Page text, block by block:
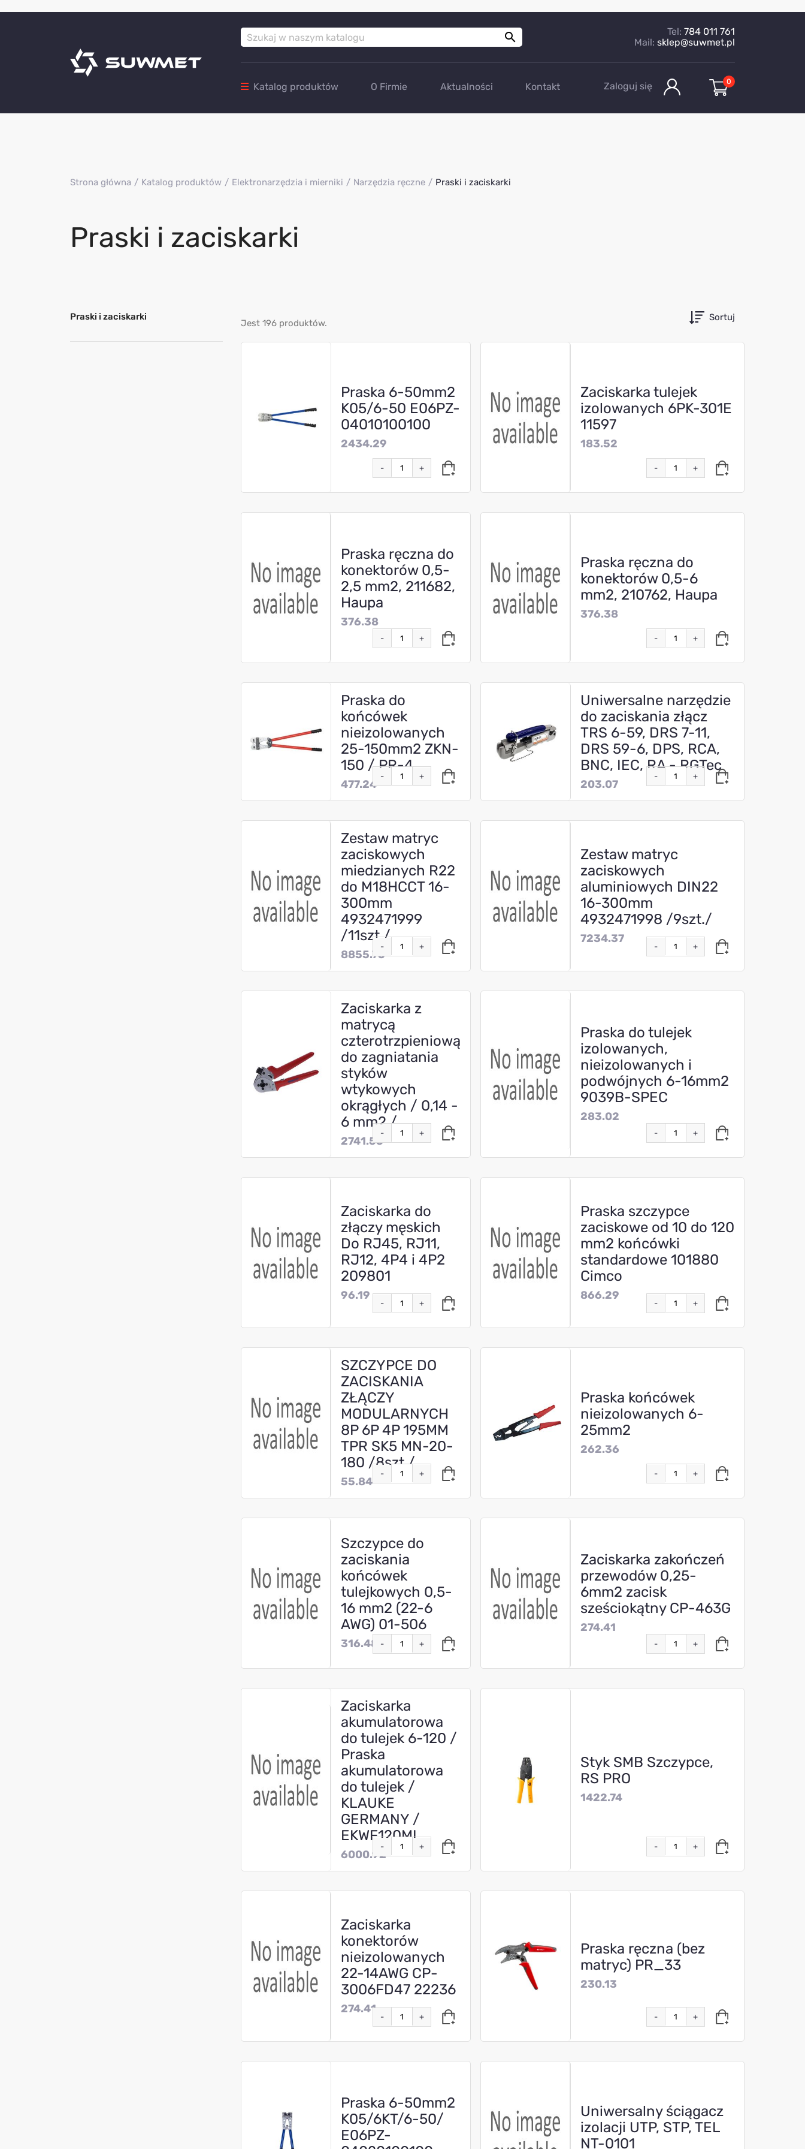
 Tel: 784 011 761
Mail: sklep@suwmet.pl
Katalog produktów O Firmie Aktualności Kontakt Zaloguj się 0
Strona główna Katalog produktów Elektronarzędzia i mierniki Narzędzia ręczne Praski i zaciskarki
Praski i zaciskarki
Praski i zaciskarki
Jest 196 produktów.
Sortuj
Praska 6-50mm2
K05/6-50 E06PZ-
04010100100
2434.29
- +
Zaciskarka tulejek
izolowanych 6PK-301E
11597
183.52
- +
Praska ręczna do
konektorów 0,5-
2,5 mm2, 211682,
Haupa
376.38
- +
Praska ręczna do
konektorów 0,5-6
mm2, 210762, Haupa
376.38
- +
Praska do
końcówek
nieizolowanych
25-150mm2 ZKN-
150 / PR-4
477.24
- +
Uniwersalne narzędzie
do zaciskania złącz
TRS 6-59, DRS 7-11,
DRS 59-6, DPS, RCA,
BNC, IEC, RA - RGTec
203.07
- +
Zestaw matryc
zaciskowych
miedzianych R22
do M18HCCT 16-
300mm
4932471999
/11szt./
8855.75
- +
Zestaw matryc
zaciskowych
aluminiowych DIN22
16-300mm
4932471998 /9szt./
7234.37
- +
Zaciskarka z
matrycą
czterotrzpieniową
do zagniatania
styków
wtykowych
okrągłych / 0,14 -
6 mm2 /
2741.55
- +
Praska do tulejek
izolowanych,
nieizolowanych i
podwójnych 6-16mm2
9039B-SPEC
283.02
- +
Zaciskarka do
złączy męskich
Do RJ45, RJ11,
RJ12, 4P4 i 4P2
209801
96.19
- +
Praska szczypce
zaciskowe od 10 do 120
mm2 końcówki
standardowe 101880
Cimco
866.29
- +
SZCZYPCE DO
ZACISKANIA
ZŁĄCZY
MODULARNYCH
8P 6P 4P 195MM
TPR SK5 MN-20-
180 /8szt./
55.84
- +
Praska końcówek
nieizolowanych 6-
25mm2
262.36
- +
Szczypce do
zaciskania
końcówek
tulejkowych 0,5-
16 mm2 (22-6
AWG) 01-506
316.48 - +
Zaciskarka zakończeń
przewodów 0,25-
6mm2 zacisk
sześciokątny CP-463G
274.41
- +
Zaciskarka
akumulatorowa
do tulejek 6-120 /
Praska
akumulatorowa
do tulejek /
KLAUKE
GERMANY /
EKWF120ML
6000.92
- +
Styk SMB Szczypce,
RS PRO
1422.74
- +
Zaciskarka
konektorów
nieizolowanych
22-14AWG CP-
3006FD47 22236
274.41
- +
Praska ręczna (bez
matryc) PR_33
230.13
- +
Praska 6-50mm2
K05/6KT/6-50/
E06PZ-
Uniwersalny ściągacz
izolacji UTP, STP, TEL
NT-0101